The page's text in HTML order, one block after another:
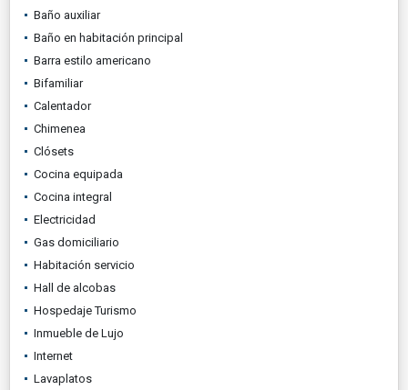
Baño auxiliar
Baño en habitación principal
Barra estilo americano
Bifamiliar
Calentador
Chimenea
Clósets
Cocina equipada
Cocina integral
Electricidad
Gas domiciliario
Habitación servicio
Hall de alcobas
Hospedaje Turismo
Inmueble de Lujo
Internet
Lavaplatos